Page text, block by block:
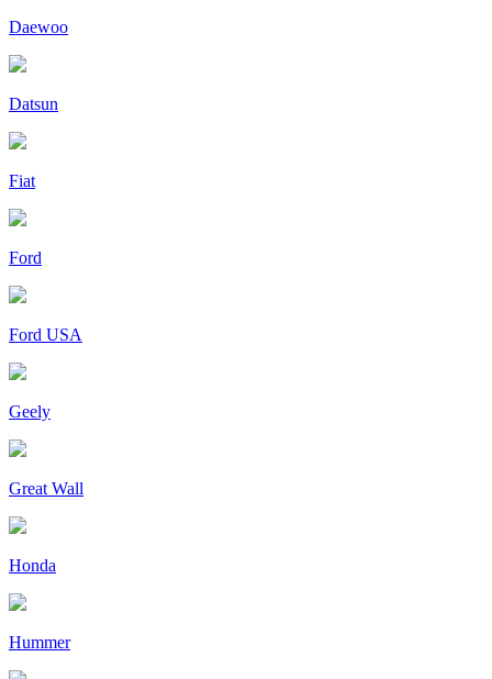
Daewoo
Datsun
Fiat
Ford
Ford USA
Geely
Great Wall
Honda
Hummer